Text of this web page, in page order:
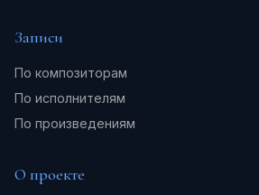
Записи
По композиторам
По исполнителям
По произведениям
О проекте